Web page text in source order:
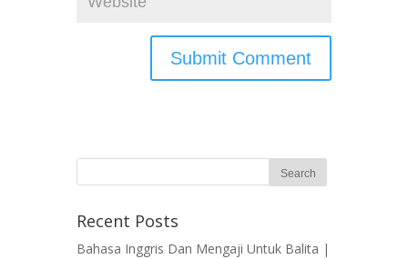
Recent Posts
Bahasa Inggris Dan Mengaji Untuk Balita |